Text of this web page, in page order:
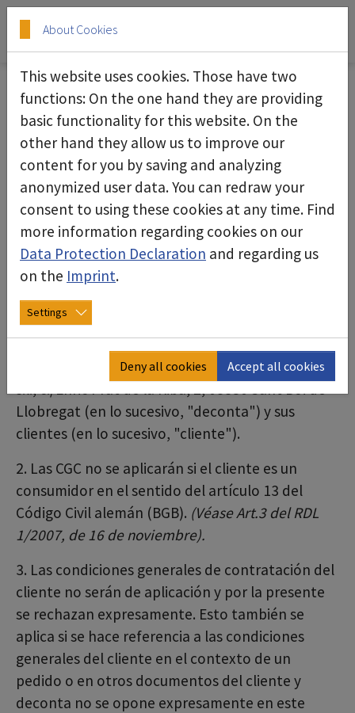
Skip to main content
Skip to page footer
Condiciones generales de
contratación deconta s.l., para
España (a fecha de mayo 2023) para
el suministro y alquiler de productos,
proyectos y servicios
I. Ámbito de aplicación
1. Estas condiciones generales de contratación
para el suministro de productos, proyectos y
servicios (en lo sucesivo, "CGC") se aplican a
todas las relaciones comerciales entre deconta
Llobregat (en lo sucesivo, "deconta") y sus
clientes (en lo sucesivo, "cliente").
2. Las CGC no se aplicarán si el cliente es un
consumidor en el sentido del artículo 13 del
Código Civil alemán (BGB). (Véase Art.3 del RDL
1/2007, de 16 de noviembre).
3. Las condiciones generales de contratación del
cliente no serán de aplicación y por la presente
se rechazan expresamente. Esto también se
aplica si se hace referencia a las condiciones
generales del cliente en el contexto de un
pedido o en otros documentos del cliente y
deconta no se opone expresamente en este
About Cookies
This website uses cookies. Those have two
functions: On the one hand they are providing
basic functionality for this website. On the
other hand they allow us to improve our
content for you by saving and analyzing
anonymized user data. You can redraw your
consent to using these cookies at any time. Find
more information regarding cookies on our
Data Protection Declaration and regarding us
on the Imprint.
Settings
Deny all cookies Accept all cookies